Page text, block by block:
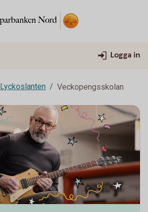
Logga in
Lyckoslanten Veckopengsskolan